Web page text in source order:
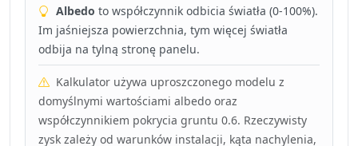
Albedo to współczynnik odbicia światła (0-100%).
Im jaśniejsza powierzchnia, tym więcej światła
odbija na tylną stronę panelu.
Kalkulator używa uproszczonego modelu z
domyślnymi wartościami albedo oraz
współczynnikiem pokrycia gruntu 0.6. Rzeczywisty
zysk zależy od warunków instalacji, kąta nachylenia,